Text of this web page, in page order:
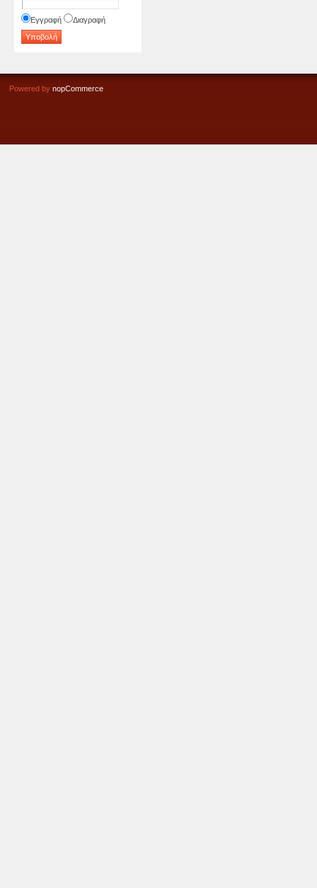
Εγγραφή Διαγραφή
Powered by nopCommerce